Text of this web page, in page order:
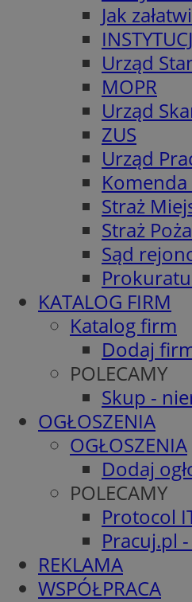
Jak
Urząd
MOPR
Urząd
ZUS
Urząd
Straż
Straż
Sąd
KATALOG FIRM
Katalog firm
Dodaj
POLECAMY
Skup -
OGŁOSZENIA
OGŁOSZENIA
Dodaj
POLECAMY
Protocol
Pracuj.pl
REKLAMA
WSPÓŁPRACA